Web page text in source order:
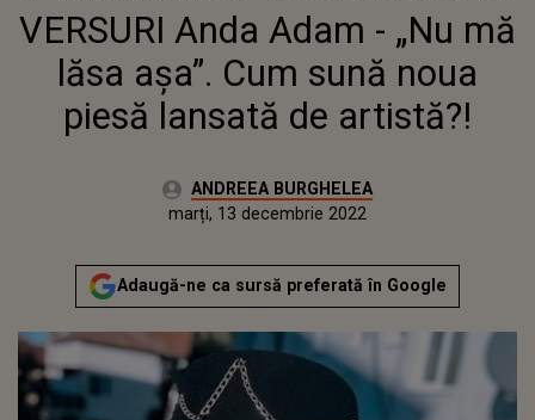
MĂ LĂSA AȘA”. CUM SUNĂ
NOUA PIESĂ LANSATĂ DE
ARTISTĂ?!
VERSURI Anda Adam - „Nu mă
lăsa așa”. Cum sună noua
piesă lansată de artistă?!
Autor:ANDREEA BURGHELEA
marți, 14 decembrie 2021Actualizat:
marți, 13 decembrie 2022
Adaugă-ne ca sursă preferată în Google